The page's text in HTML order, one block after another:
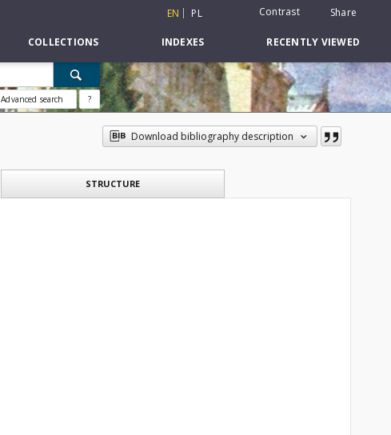
EN PL Contrast Share
COLLECTIONS INDEXES RECENTLY VIEWED
Advanced search ?
Download bibliography description
STRUCTURE